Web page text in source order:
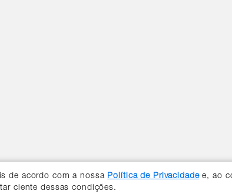
de acordo com a nossa Política de Privacidadee, ao
ciente dessas condições.